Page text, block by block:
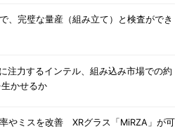
、完璧な量産（組み立て）と検査ができ
注力するインテル、組み込み市場での約
かせるか
やミスを改善 XRグラス「MiRZA」が可